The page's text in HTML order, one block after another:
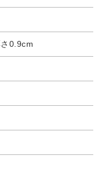
0.9cm